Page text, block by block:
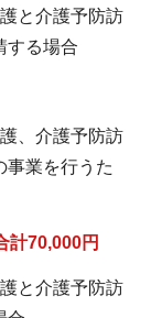
と介護予防訪
する場合
、介護予防訪
事業を行うた
計70,000円
と介護予防訪